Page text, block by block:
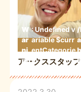
W
ar
ni
ng
: Undefined v
ariable $curr
entCategorie
in
/
アークススタッ